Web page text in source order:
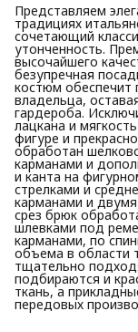
Представляем
традициях
сочетающий
утонченность.
высочайшего
безупречная
костюм обеспечит
владельца,
гардероба.
лацкана и
фигуре и
обработан
карманами и
и канта на
стрелками и
карманами и
срез брюк
шлевками под
карманами, по
объема в области
тщательно
подбираются и
ткань, а
передовых